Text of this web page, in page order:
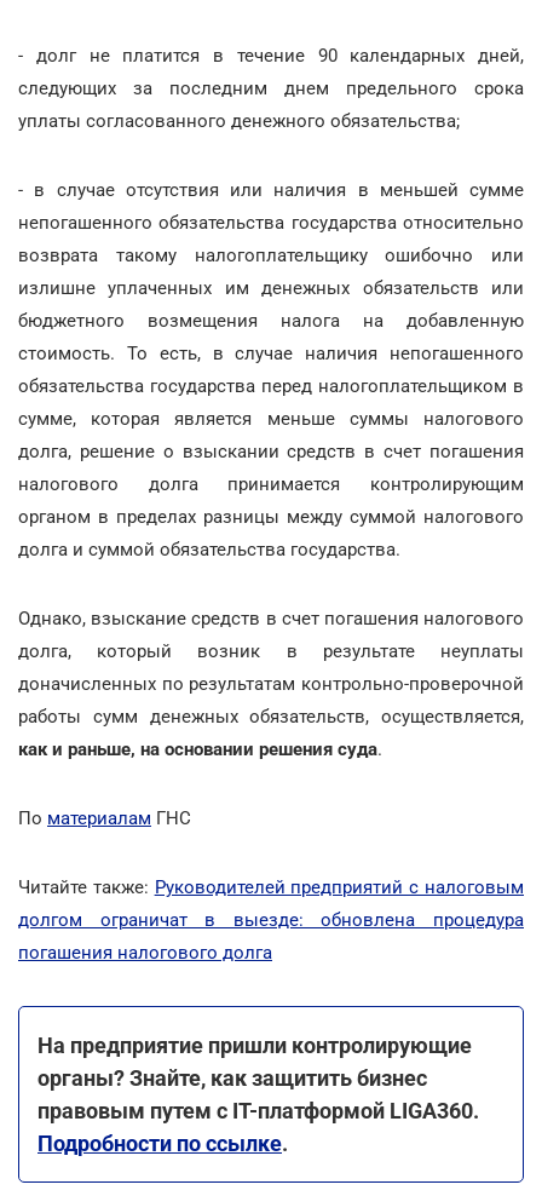
- долг не платится в течение 90 календарных дней,
следующих за последним днем предельного срока
уплаты согласованного денежного обязательства;
- в случае отсутствия или наличия в меньшей сумме
непогашенного обязательства государства относительно
возврата такому налогоплательщику ошибочно или
излишне уплаченных им денежных обязательств или
бюджетного возмещения налога на добавленную
стоимость. То есть, в случае наличия непогашенного
обязательства государства перед налогоплательщиком в
сумме, которая является меньше суммы налогового
долга, решение о взыскании средств в счет погашения
налогового долга принимается контролирующим
органом в пределах разницы между суммой налогового
долга и суммой обязательства государства.
Однако, взыскание средств в счет погашения налогового
долга, который возник в результате неуплаты
доначисленных по результатам контрольно-проверочной
работы сумм денежных обязательств, осуществляется,
как и раньше, на основании решения суда.
По материалам ГНС
Читайте также: Руководителей предприятий с налоговым
долгом ограничат в выезде: обновлена процедура
погашения налогового долга
На предприятие пришли контролирующие
органы? Знайте, как защитить бизнес
правовым путем с IT-платформой LIGA360.
Подробности по ссылке.